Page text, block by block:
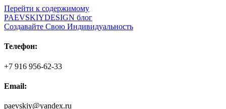
Перейти к содержимому
PAEVSKIYDESIGN блог
Создавайте Свою Индивидуальность
Телефон:
+7 916 956-62-33
Email:
paevskiy@yandex.ru